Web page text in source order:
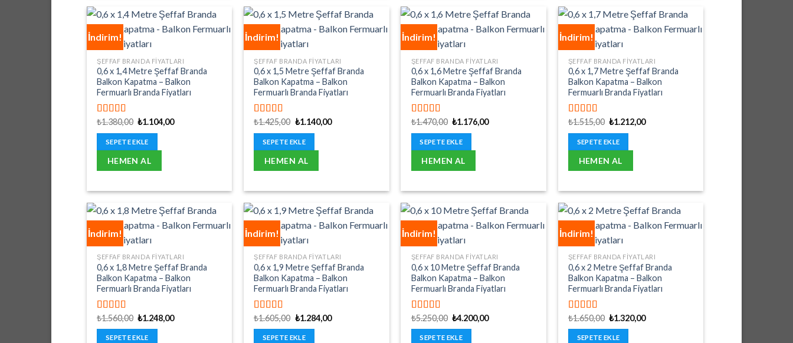
İndirim!
ŞEFFAF BRANDA FIYATLARI
0,6 x 1,4 Metre Şeffaf Branda
Balkon Kapatma – Balkon
Fermuarlı Branda Fiyatları
5 üzerinden
5.00oy aldı
₺1.380,00 Orijinal
₺1.380,00.
₺1.104,00Şu
SEPETE EKLE
HEMEN AL
İndirim!
ŞEFFAF BRANDA FIYATLARI
0,6 x 1,5 Metre Şeffaf Branda
Balkon Kapatma – Balkon
Fermuarlı Branda Fiyatları
5 üzerinden
5.00oy aldı
₺1.425,00 Orijinal
₺1.425,00.
₺1.140,00Şu
SEPETE EKLE
HEMEN AL
İndirim!
ŞEFFAF BRANDA FIYATLARI
0,6 x 1,6 Metre Şeffaf Branda
Balkon Kapatma – Balkon
Fermuarlı Branda Fiyatları
5 üzerinden
5.00oy aldı
₺1.470,00 Orijinal
₺1.470,00.
₺1.176,00Şu
SEPETE EKLE
HEMEN AL
İndirim!
ŞEFFAF BRANDA FIYATLARI
0,6 x 1,7 Metre Şeffaf Branda
Balkon Kapatma – Balkon
Fermuarlı Branda Fiyatları
5 üzerinden
5.00oy aldı
₺1.515,00 Orijinal
₺1.515,00.
₺1.212,00Şu
SEPETE EKLE
HEMEN AL
İndirim!
ŞEFFAF BRANDA FIYATLARI
0,6 x 1,8 Metre Şeffaf Branda
Balkon Kapatma – Balkon
Fermuarlı Branda Fiyatları
5 üzerinden
5.00oy aldı
₺1.560,00 Orijinal
₺1.560,00.
₺1.248,00Şu
SEPETE EKLE
İndirim!
ŞEFFAF BRANDA FIYATLARI
0,6 x 1,9 Metre Şeffaf Branda
Balkon Kapatma – Balkon
Fermuarlı Branda Fiyatları
5 üzerinden
5.00oy aldı
₺1.605,00 Orijinal
₺1.605,00.
₺1.284,00Şu
SEPETE EKLE
İndirim!
ŞEFFAF BRANDA FIYATLARI
0,6 x 10 Metre Şeffaf Branda
Balkon Kapatma – Balkon
Fermuarlı Branda Fiyatları
5 üzerinden
5.00oy aldı
₺5.250,00 Orijinal
₺5.250,00.
₺4.200,00Şu
SEPETE EKLE
İndirim!
ŞEFFAF BRANDA FIYATLARI
0,6 x 2 Metre Şeffaf Branda
Balkon Kapatma – Balkon
Fermuarlı Branda Fiyatları
5 üzerinden
5.00oy aldı
₺1.650,00 Orijinal
₺1.650,00.
₺1.320,00Şu
SEPETE EKLE